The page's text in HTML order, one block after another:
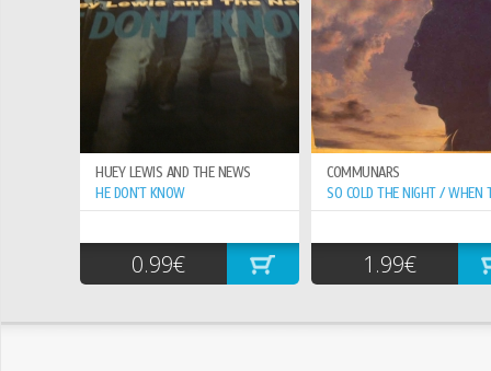
HUEY LEWIS AND THE NEWS
HE DON`T KNOW
0.99€
COMMUNARS
1.99€